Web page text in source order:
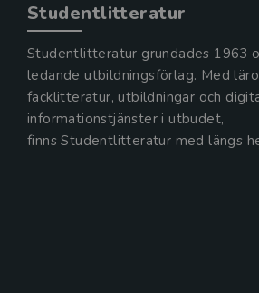
Studentlitteratur
Studentlitteratur grundades 1963
ledande utbildningsförlag. Med
facklitteratur, utbildningar och
informationstjänster i utbudet,
finns Studentlitteratur med längs